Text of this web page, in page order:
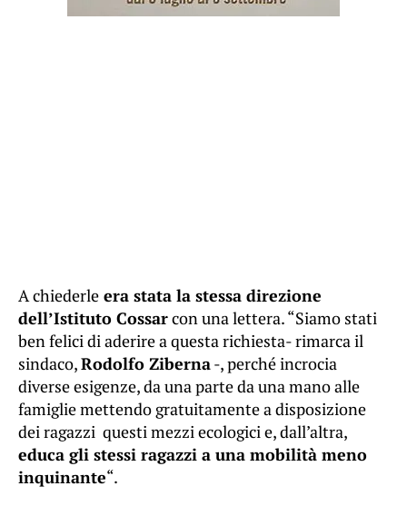
A chiederle era stata la stessa direzione
dell’Istituto Cossarcon una lettera. “Siamo stati
ben felici di aderire a questa richiesta- rimarca il
sindaco,Rodolfo Ziberna-, perché incrocia
diverse esigenze, da una parte da una mano alle
famiglie mettendo gratuitamente a disposizione
dei ragazzi questi mezzi ecologici e, dall’altra,
educa gli stessi ragazzi a una mobilità meno
inquinante“.